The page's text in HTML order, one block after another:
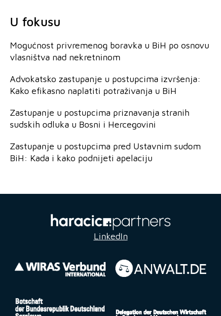
U fokusu
Mogućnost privremenog boravka u BiH po osnovu
vlasništva nad nekretninom
Advokatsko zastupanje u postupcima izvršenja:
Kako efikasno naplatiti potraživanja u BiH
Zastupanje u postupcima priznavanja stranih
sudskih odluka u Bosni i Hercegovini
Zastupanje u postupcima pred Ustavnim sudom
BiH: Kada i kako podnijeti apelaciju
LinkedIn